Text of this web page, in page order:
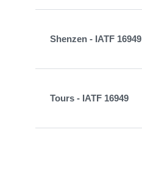
Shenzen - IATF 16949
Tours - IATF 16949